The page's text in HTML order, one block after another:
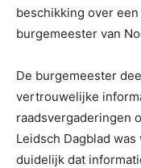
beschikking over een
burgemeester van
De burgemeester
vertrouwelijke
raadsvergaderingen
Leidsch Dagblad
duidelijk dat